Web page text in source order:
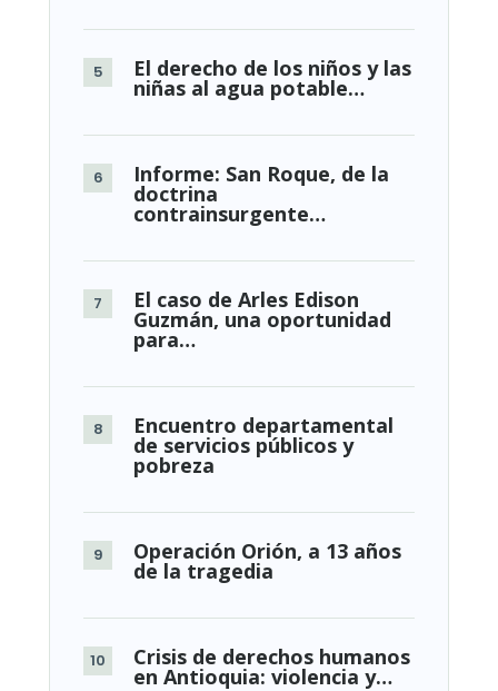
El derecho de los niños y las
niñas al agua potable…
Informe: San Roque, de la
doctrina
contrainsurgente…
El caso de Arles Edison
Guzmán, una oportunidad
para…
Encuentro departamental
de servicios públicos y
pobreza
Operación Orión, a 13 años
de la tragedia
Crisis de derechos humanos
en Antioquia: violencia y…